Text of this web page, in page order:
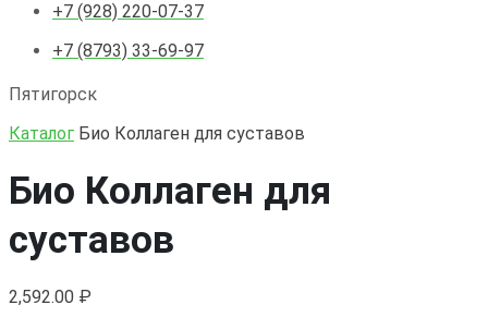
+7 (928) 220-07-37
+7 (8793) 33-69-97
Пятигорск
Каталог Био Коллаген для суставов
Био Коллаген для
суставов
2,592.00 ₽